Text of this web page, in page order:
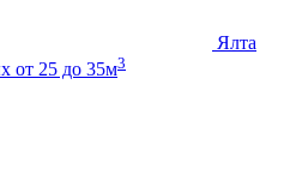
Ялта
от 25 до 35м3